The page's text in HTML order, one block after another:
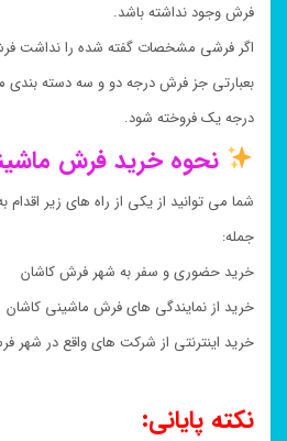
فرش وجود نداشته باشد.
اگر فرشی مشخصات گفته شده را نداشت
بعبارتی جز فرش درجه دو و سه دسته بندی
درجه یک فروخته شود.
نحوه خرید فرش
شما می توانید از یکی از راه های زیر
جمله:
خرید حضوری و سفر به شهر فرش کاشان
خرید از نمایندگی های فرش ماشینی کاشان
خرید اینترنتی از شرکت های واقع در شهر
نکته پایانی: